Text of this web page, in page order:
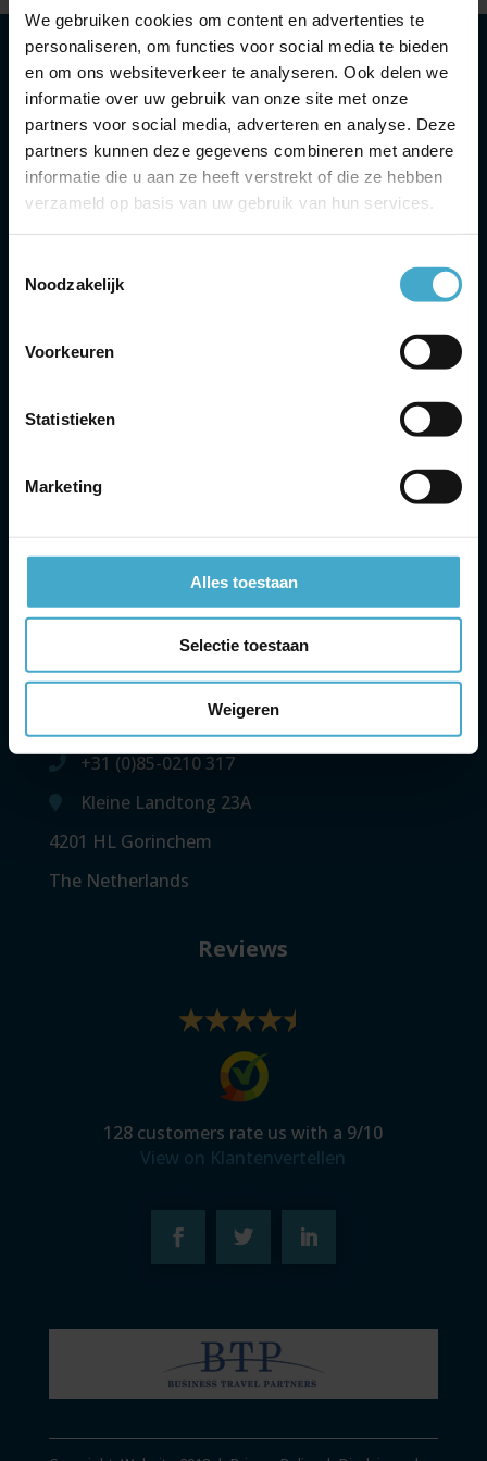
We gebruiken cookies om content en advertenties te
personaliseren, om functies voor social media te bieden
en om ons websiteverkeer te analyseren. Ook delen we
informatie over uw gebruik van onze site met onze
partners voor social media, adverteren en analyse. Deze
partners kunnen deze gegevens combineren met andere
informatie die u aan ze heeft verstrekt of die ze hebben
verzameld op basis van uw gebruik van hun services.
Noodzakelijk
Voorkeuren
Statistieken
Marketing
Alles toestaan
Selectie toestaan
Weigeren
Headoffice
contact
+31 (0)85-0210 310
Scheepmakershaven 2
The Netherlands
Schiphol
Contact
The Base A, Evert van de Beekstraat 1-20,
1118 CL Schiphol
Gorinchem
+31 (0)85-0210 317
Kleine Landtong 23A
4201 HL Gorinchem
The Netherlands
Reviews
128 customers rate us with a 9/10
View on Klantenvertellen